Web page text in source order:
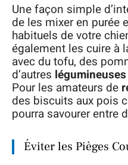
Une façon simple
de les mixer en purée
habituels de votre
également les cuire à
avec du tofu, des
d’autres légumineuses
Pour les amateurs de
des biscuits aux pois
pourra savourer entre
Éviter les Pièges